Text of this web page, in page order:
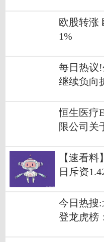
欧股转涨
1%
每日热议!
继续负向
恒生医疗
限公司关
说明书的
【速看
日斥资
今日热搜
登龙虎榜